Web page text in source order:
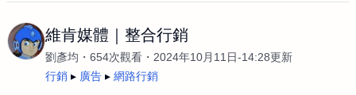
維肯媒體｜整合行銷
劉彥均 654次觀看
2024年10月11日-14:28更新
行銷
廣告 網路行銷